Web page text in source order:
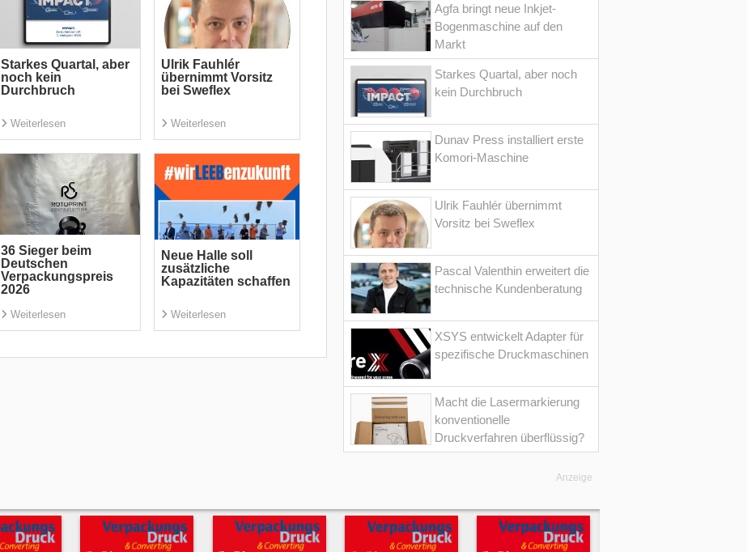
Starkes Quartal, aber
noch kein
Durchbruch
Weiterlesen
Ulrik Fauhlér
übernimmt Vorsitz
bei Sweflex
Weiterlesen
36 Sieger beim
Deutschen
Verpackungspreis
2026
Weiterlesen
Neue Halle soll
zusätzliche
Kapazitäten schaffen
Weiterlesen
Agfa bringt neue Inkjet-
Bogenmaschine auf den
Markt
Starkes Quartal, aber noch
kein Durchbruch
Dunav Press installiert erste
Komori-Maschine
Ulrik Fauhlér übernimmt
Vorsitz bei Sweflex
Pascal Valenthin erweitert die
technische Kundenberatung
XSYS entwickelt Adapter für
spezifische Druckmaschinen
Macht die Lasermarkierung
konventionelle
Druckverfahren überflüssig?
Anzeige